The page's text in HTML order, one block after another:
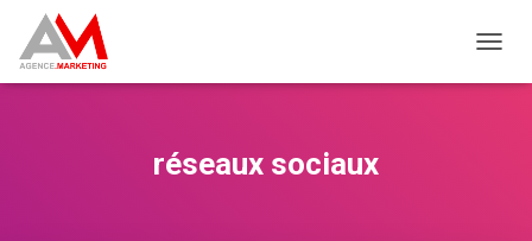
réseaux sociaux